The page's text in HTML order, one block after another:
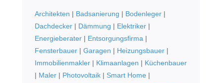
Architekten | Badsanierung | Bodenleger|
Dachdecker| Dämmung | Elektriker|
Energieberater| Entsorgungsfirma |
Fensterbauer| Garagen | Heizungsbauer|
Immobilienmakler| Klimaanlagen | Küchenbauer
| Maler| Photovoltaik| Smart Home|